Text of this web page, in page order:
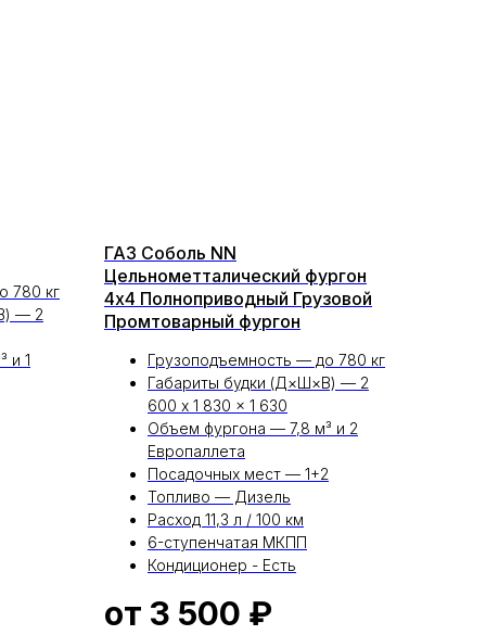
780 кг
— 2
и 1
ГАЗ Соболь NN
Цельнометталический фургон
4х4 Полноприводный Грузовой
Промтоварный фургон
Грузоподъемность — до 780 кг
Габариты будки (Д×Ш×В) — 2
600 x 1 830 x 1 630
Объем фургона — 7,8 м³ и 2
Европаллета
Посадочных мест — 1+2
Топливо — Дизель
Расход 11,3 л / 100 км
6-ступенчатая МКПП
Кондиционер - Есть
от 3 500 ₽